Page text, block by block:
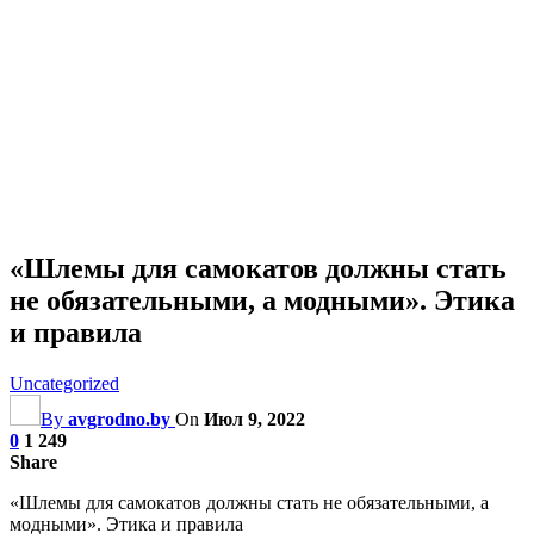
«Шлемы для самокатов должны стать
не обязательными, а модными». Этика
и правила
Uncategorized
By avgrodno.by On Июл 9, 2022
0 1 249
Share
«Шлемы для самокатов должны стать не обязательными, а
модными». Этика и правила